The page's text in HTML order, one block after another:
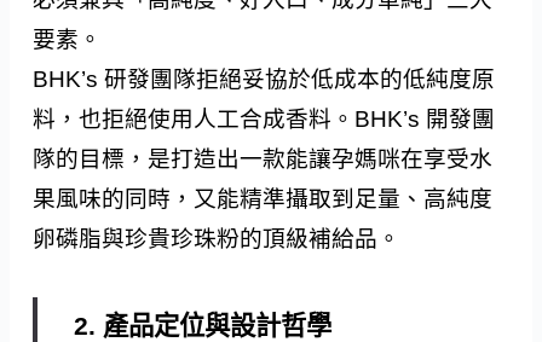
要素。
BHK’s 研發團隊拒絕妥協於低成本的低純度原
料，也拒絕使用人工合成香料。BHK’s 開發團
隊的目標，是打造出一款能讓孕媽咪在享受水
果風味的同時，又能精準攝取到足量、高純度
卵磷脂與珍貴珍珠粉的頂級補給品。
2. 產品定位與設計哲學